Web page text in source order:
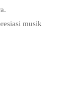
musik